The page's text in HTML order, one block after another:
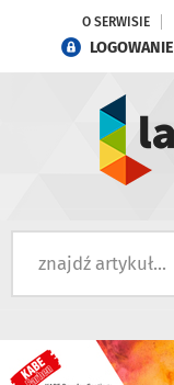
O SERWISIE
LOGOWANIE